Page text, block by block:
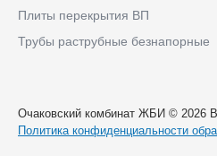
Плиты перекрытия ВП
Трубы раструбные безнапорные
Очаковский комбинат ЖБИ © 2026
Политика конфиденциальности